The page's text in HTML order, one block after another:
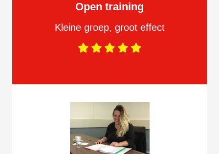
Open training
Kleine groep, groot effect